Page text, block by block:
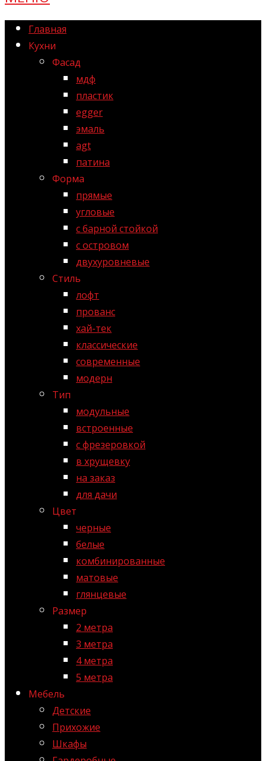
Главная
Кухни
Фасад
мдф
пластик
egger
эмаль
agt
патина
Форма
прямые
угловые
с барной стойкой
с островом
двухуровневые
Стиль
лофт
прованс
хай-тек
классические
современные
модерн
Тип
модульные
встроенные
с фрезеровкой
в хрущевку
на заказ
для дачи
Цвет
черные
белые
комбинированные
матовые
глянцевые
Размер
2 метра
3 метра
4 метра
5 метра
Мебель
Детские
Прихожие
Шкафы